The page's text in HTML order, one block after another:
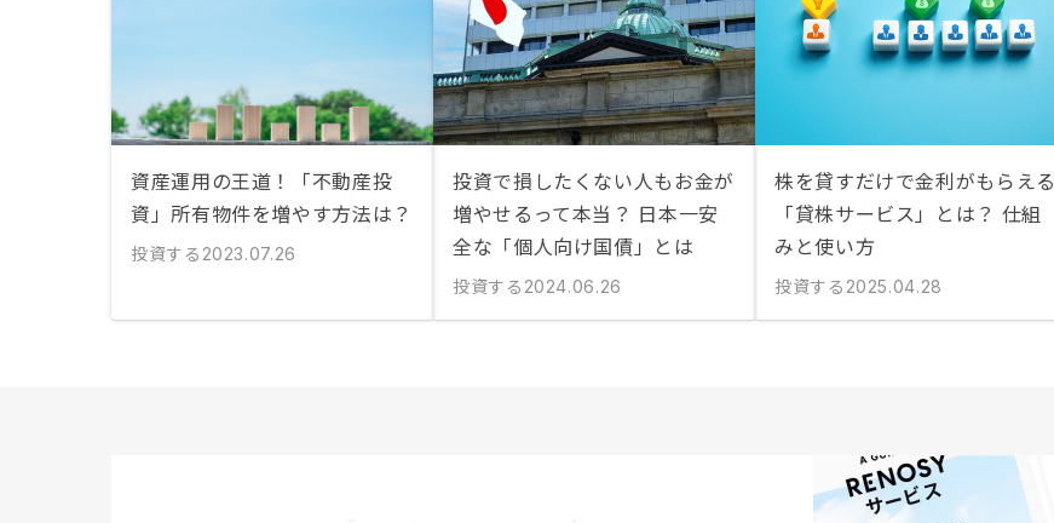
資産運用の王道！「不動産投
資」所有物件を増やす方法は？
投資する 2023.07.26
投資で損したくない人もお金が
増やせるって本当？ 日本一安
全な「個人向け国債」とは
投資する 2024.06.26
株を貸すだけで金利がもらえる
「貸株サービス」とは？ 仕組
みと使い方
投資する 2025.04.28